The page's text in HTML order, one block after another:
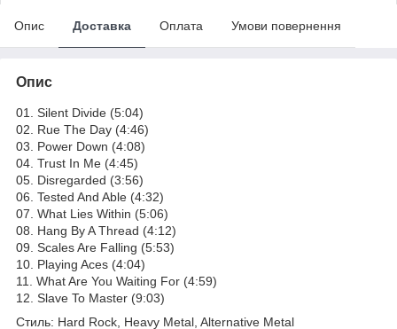
Опис Доставка Оплата Умови повернення
Опис
01. Silent Divide (5:04)
02. Rue The Day (4:46)
03. Power Down (4:08)
04. Trust In Me (4:45)
05. Disregarded (3:56)
06. Tested And Able (4:32)
07. What Lies Within (5:06)
08. Hang By A Thread (4:12)
09. Scales Are Falling (5:53)
10. Playing Aces (4:04)
11. What Are You Waiting For (4:59)
12. Slave To Master (9:03)
Стиль: Hard Rock, Heavy Metal, Alternative Metal